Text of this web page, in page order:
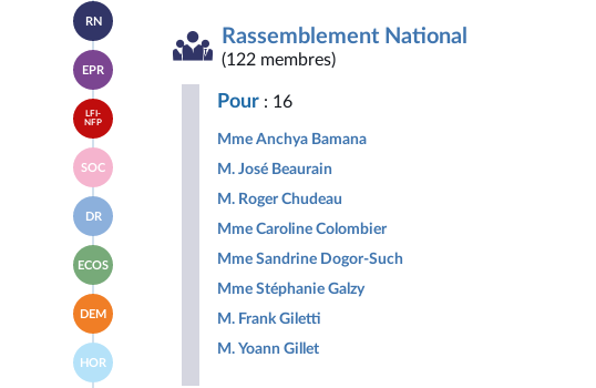
Accéder
à la
page
du
groupe
Rassemblement
National
RN
Accéder
à la
page
du
groupe
Ensemble
pour
la
République
EPR
Accéder
à la
page
du
groupe
La
France
insoumise
-
Nouveau
Front
Populaire
LFI-
NFP
Accéder
à la
page
du
groupe
Socialistes
et
apparentés
SOC
Accéder
à la
page
du
groupe
Droite
Républicaine
DR
Accéder
à la
page
du
groupe
Écologiste
et
Social
ECOS
Accéder
à la
page
du
groupe
DEM
Accéder
à la
HOR
Rassemblement National
(122 membres)
Pour : 16
Mme Anchya Bamana
M. José Beaurain
M. Roger Chudeau
Mme Caroline Colombier
Mme Sandrine Dogor-Such
Mme Stéphanie Galzy
M. Frank Giletti
M. Yoann Gillet